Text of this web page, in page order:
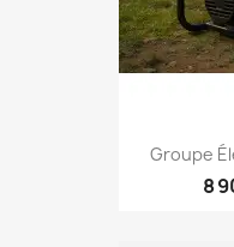
Groupe
8